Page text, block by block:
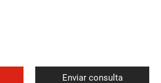
Enviar consulta